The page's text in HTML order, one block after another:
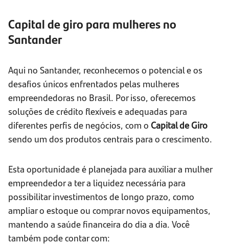
Capital de giro para mulheres no
Santander
Aqui no Santander, reconhecemos o potencial e os
desafios únicos enfrentados pelas mulheres
empreendedoras no Brasil. Por isso, oferecemos
soluções de crédito flexíveis e adequadas para
diferentes perfis de negócios, com o Capital de Giro
sendo um dos produtos centrais para o crescimento.
Esta oportunidade é planejada para auxiliar a mulher
empreendedor a ter a liquidez necessária para
possibilitar investimentos de longo prazo, como
ampliar o estoque ou comprar novos equipamentos,
mantendo a saúde financeira do dia a dia. Você
também pode contar com: